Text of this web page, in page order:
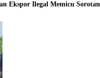
Ekspor Ilegal Memicu Sorotan